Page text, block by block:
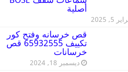
أصلية
5, 2025
قص خرسانه وفتح كور
تكييف 65932555 قص
خرسانات
ديسمبر 18, 2024